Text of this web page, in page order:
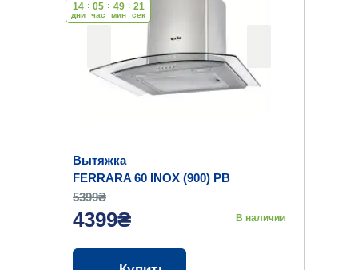
14
дни
: 05
час
: 49
мин
: 20
cек
Вытяжка
FERRARA 60 INOX (900) PB
5399₴
4399₴ В наличии